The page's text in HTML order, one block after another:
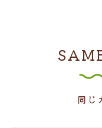
同じ